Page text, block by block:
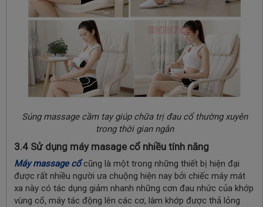
Súng massage cầm tay giúp chữa trị đau cổ thường xuyên
trong thời gian ngắn
3.4 Sử dụng máy masage cổ nhiều tính năng
Máy massage cổcũng là một trong những thiết bị hiện đại
được rất nhiều người ưa chuộng hiện nay bởi chiếc máy mát
xa này có tác dụng giảm nhanh những cơn đau nhức của khớp
vùng cổ, máy tác động lên các cơ, làm khớp được thả lỏng